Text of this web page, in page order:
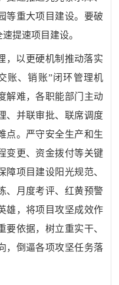
等重大项目建设。要破
提速项目建设。
，以更硬机制推动落实
账、销账”闭环管理机
解难，各职能部门主动
、并联审批、联席调度
点。严守安全生产和生
变更、资金拨付等关键
项目建设阳光规范、
、月度考评、红黄预警
雄，将项目攻坚成效作
依据，树立重实干、
，倒逼各项攻坚任务落